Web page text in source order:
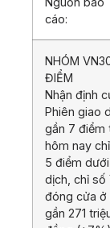
cáo:
NHÓM
ĐIỂM
Nhận định
Phiên giao
gần 7 điểm
hôm nay
5 điểm
dịch, chỉ số
đóng cửa ở
gần 271